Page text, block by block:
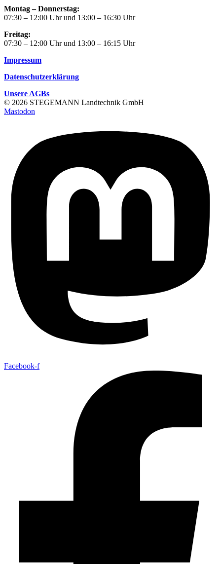
Montag – Donnerstag:
07:30 – 12:00 Uhr und 13:00 – 16:30 Uhr
Freitag:
07:30 – 12:00 Uhr und 13:00 – 16:15 Uhr
Impressum
Datenschutzerklärung
Unsere AGBs
© 2026 STEGEMANN Landtechnik GmbH
Mastodon
Facebook-f